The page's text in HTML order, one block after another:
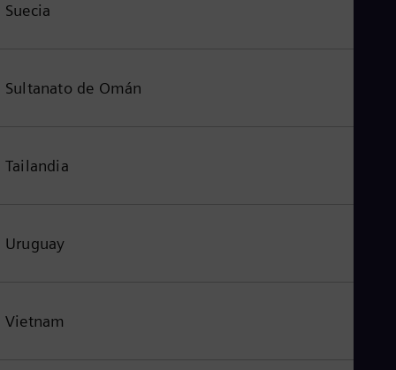
Suecia
Sultanato de Omán
Tailandia
Uruguay
Vietnam